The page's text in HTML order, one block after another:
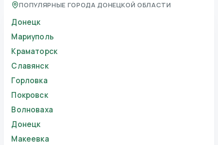
ПОПУЛЯРНЫЕ ГОРОДА ДОНЕЦКОЙ ОБЛАСТИ
Донецк
Мариуполь
Краматорск
Славянск
Горловка
Покровск
Волноваха
Донецк
Макеевка